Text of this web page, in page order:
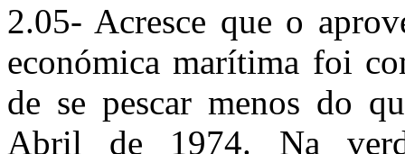
2.05- Acresce que o
económica marítima foi
de se pescar menos do
Abril de 1974. Na